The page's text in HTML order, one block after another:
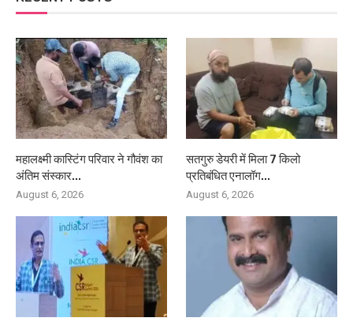
महालक्ष्मी कास्टिंग परिवार ने गौवंश का
अंतिम संस्कार...
August 6, 2026
सतगुरु डेयरी में मिला 7 किलो
प्रतिबंधित एनालॉग...
August 6, 2026